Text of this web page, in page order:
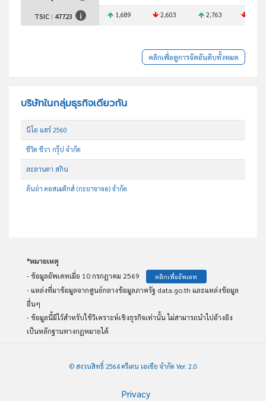
TSIC : 47723 1,689 2,603 2,763
คลิกเพื่อดูการจัดอันดับทั้งหมด
บริษัทในกลุ่มธุรกิจเดียวกัน
นีโอ แฮร์ 2560
ชีวิต ชีวา กรุ๊ป จำกัด
ละลานตา สกิน
ลันย่า คอสเมติกส์ (กะยาจาจอ) จำกัด
*หมายเหตุ
- ข้อมูลอัพเดทเมื่อ 10 กรกฎาคม 2569
คลิกเพื่ออัพเดท
- แหล่งที่มาข้อมูลจากศูนย์กลางข้อมูลภาครัฐ data.go.th และแหล่งข้อมูล
อื่นๆ
- ข้อมูลนี้มีไว้สำหรับใช้วิเคราะห์เชิงธุรกิจเท่านั้น ไม่สามารถนำไปอ้างอิง
เป็นหลักฐานทางกฏหมายได้
© สงวนสิทธิ์ 2564 ครีเดน เอเชีย จำกัด Ver. 2.0
Privacy